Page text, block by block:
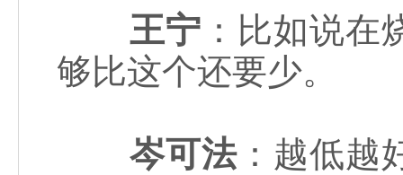
王宁 ：比如说
够比这个还要少。
岑可法：越低越